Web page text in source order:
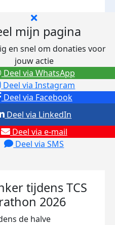
mijn pagina
en snel om donaties voor
jouw actie
Deel via Facebook
Deel via Instagram
Deel via e-mail
Deel via SMS
Deel via LinkedIn
Deel via WhatsApp
tijdens TCS
2026
de halve